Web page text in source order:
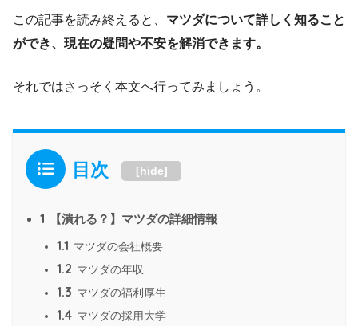
この記事を読み終えると、 マツダについて詳しく知ること
ができ、現在の疑問や不安を解消できます。
それではさっそく本文へ行ってみましょう。
目次 [hide]
1 【潰れる？】マツダの詳細情報
1.1 マツダの会社概要
1.2 マツダの年収
1.3 マツダの福利厚生
1.4 マツダの採用大学